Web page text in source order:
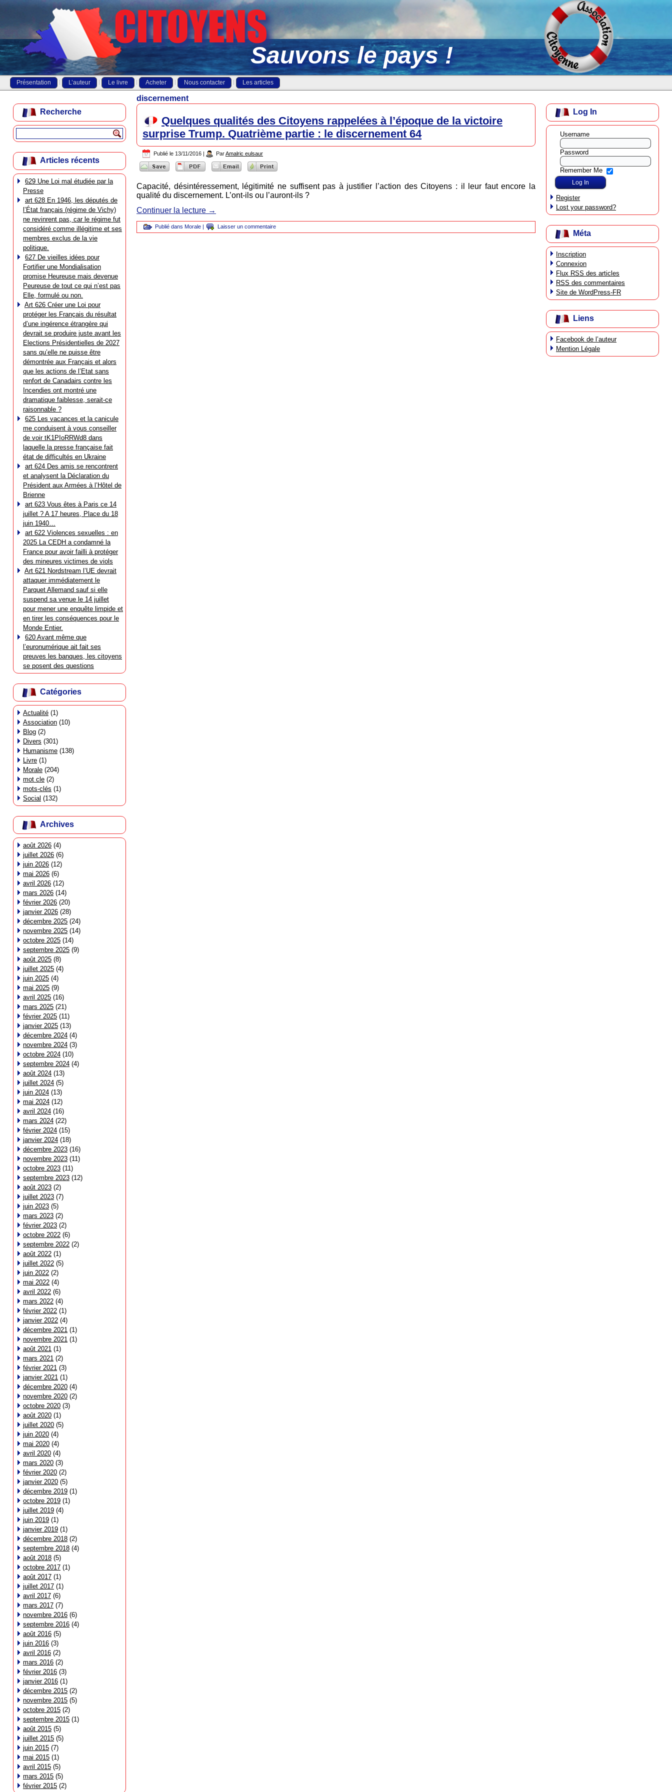
Sauvons le pays !
Présentation L’auteur Le livre Acheter Nous contacter Les articles
Recherche
Articles récents
629 Une Loi mal étudiée par la
Presse
art 628 En 1946, les députés de
l’État français (régime de Vichy)
ne revinrent pas, car le régime fut
considéré comme illégitime et ses
membres exclus de la vie
politique.
627 De vieilles idées pour
Fortifier une Mondialisation
promise Heureuse mais devenue
Peureuse de tout ce qui n’est pas
Elle, formulé ou non.
Art 626 Créer une Loi pour
protéger les Français du résultat
d’une ingérence étrangère qui
devrait se produire juste avant les
Elections Présidentielles de 2027
sans qu’elle ne puisse être
démontrée aux Français et alors
que les actions de l’Etat sans
renfort de Canadairs contre les
Incendies ont montré une
dramatique faiblesse, serait-ce
raisonnable ?
625 Les vacances et la canicule
me conduisent à vous conseiller
de voir tK1PIoRRWd8 dans
laquelle la presse française fait
état de difficultés en Ukraine
art 624 Des amis se rencontrent
et analysent la Déclaration du
Président aux Armées à l’Hôtel de
Brienne
art 623 Vous êtes à Paris ce 14
juillet ? A 17 heures, Place du 18
juin 1940…
art 622 Violences sexuelles : en
2025 La CEDH a condamné la
France pour avoir failli à protéger
des mineures victimes de viols
Art 621 Nordstream l’UE devrait
attaquer immédiatement le
Parquet Allemand sauf si elle
suspend sa venue le 14 juillet
pour mener une enquête limpide et
en tirer les conséquences pour le
Monde Entier.
620 Avant même que
l’euronumérique ait fait ses
preuves les banques, les citoyens
se posent des questions
Catégories
Actualité (1)
Association (10)
Blog (2)
Divers (301)
Humanisme (138)
Livre (1)
Morale (204)
mot cle (2)
mots-clés (1)
Social (132)
Archives
août 2026 (4)
juillet 2026 (6)
juin 2026 (12)
mai 2026 (6)
avril 2026 (12)
mars 2026 (14)
février 2026 (20)
janvier 2026 (28)
décembre 2025 (24)
novembre 2025 (14)
octobre 2025 (14)
septembre 2025 (9)
août 2025 (8)
juillet 2025 (4)
juin 2025 (4)
mai 2025 (9)
avril 2025 (16)
mars 2025 (21)
février 2025 (11)
janvier 2025 (13)
décembre 2024 (4)
novembre 2024 (3)
octobre 2024 (10)
septembre 2024 (4)
août 2024 (13)
juillet 2024 (5)
juin 2024 (13)
mai 2024 (12)
avril 2024 (16)
mars 2024 (22)
février 2024 (15)
janvier 2024 (18)
décembre 2023 (16)
novembre 2023 (11)
octobre 2023 (11)
septembre 2023 (12)
août 2023 (2)
juillet 2023 (7)
juin 2023 (5)
mars 2023 (2)
février 2023 (2)
octobre 2022 (6)
septembre 2022 (2)
août 2022 (1)
juillet 2022 (5)
juin 2022 (2)
mai 2022 (4)
avril 2022 (6)
mars 2022 (4)
février 2022 (1)
janvier 2022 (4)
décembre 2021 (1)
novembre 2021 (1)
août 2021 (1)
mars 2021 (2)
février 2021 (3)
janvier 2021 (1)
décembre 2020 (4)
novembre 2020 (2)
octobre 2020 (3)
août 2020 (1)
juillet 2020 (5)
juin 2020 (4)
mai 2020 (4)
avril 2020 (4)
mars 2020 (3)
février 2020 (2)
janvier 2020 (5)
décembre 2019 (1)
octobre 2019 (1)
juillet 2019 (4)
juin 2019 (1)
janvier 2019 (1)
décembre 2018 (2)
septembre 2018 (4)
août 2018 (5)
octobre 2017 (1)
août 2017 (1)
juillet 2017 (1)
avril 2017 (6)
mars 2017 (7)
novembre 2016 (6)
septembre 2016 (4)
août 2016 (5)
juin 2016 (3)
avril 2016 (2)
mars 2016 (2)
février 2016 (3)
janvier 2016 (1)
décembre 2015 (2)
novembre 2015 (5)
octobre 2015 (2)
septembre 2015 (1)
août 2015 (5)
juillet 2015 (5)
juin 2015 (7)
mai 2015 (1)
avril 2015 (5)
mars 2015 (5)
février 2015 (2)
discernement
Quelques qualités des Citoyens rappelées à l’époque de la victoire
surprise Trump. Quatrième partie : le discernement 64
Publié le 13/11/2016 | ParAmalric eulsaur
Capacité, désintéressement, légitimité ne suffisent pas à justifier l’action des Citoyens : il leur faut encore la
qualité du discernement. L’ont-ils ou l’auront-ils ?
Continuer la lecture →
Publié dans Morale | Laisser un commentaire
Log In
Username
Password
Remember Me
Register
Lost your password?
Méta
Inscription
Connexion
Flux RSS des articles
RSS des commentaires
Site de WordPress-FR
Liens
Facebook de l’auteur
Mention Légale